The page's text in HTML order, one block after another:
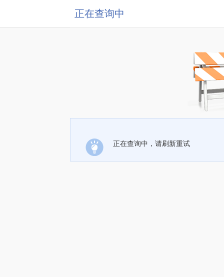
正在查询中
正在查询中，请刷新重试